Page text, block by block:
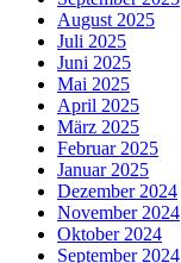
August 2025
Juli 2025
Juni 2025
Mai 2025
April 2025
März 2025
Februar 2025
Januar 2025
Dezember 2024
November 2024
Oktober 2024
September 2024